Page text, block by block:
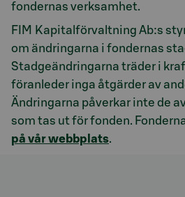
fondernas verksamhet.
FIM Kapitalförvaltning Ab:s
om ändringarna i fondernas
Stadgeändringarna träder i
föranleder inga åtgärder av
Ändringarna påverkar inte de
som tas ut för fonden.
på vår webbplats.